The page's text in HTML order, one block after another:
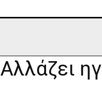
Αλλάζει